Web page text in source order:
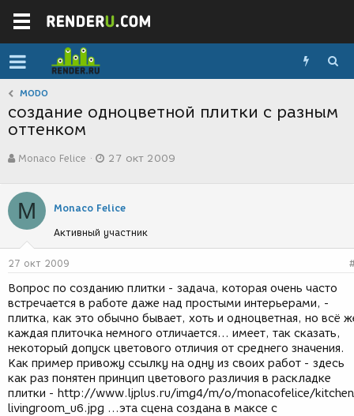
MODO
создание одноцветной плитки с разным
оттенком
в
о
р
т
е
м
ы
Monaco Felice
а
с
з
д
и
я
27 окт 2009
M Monaco Felice
Активный участник
27 окт 2009
Вопрос по созданию плитки - задача, которая очень часто
встречается в работе даже над простыми интерьерами, -
плитка, как это обычно бывает, хоть и одноцветная, но всё
каждая плиточка немного отличается... имеет, так сказать,
некоторый допуск цветового отличия от среднего значения.
Как пример привожу ссылку на одну из своих работ - здесь
как раз понятен принцип цветового различия в раскладке
плитки - http://www.ljplus.ru/img4/m/o/monacofelice/
livingroom_u6.jpg ...эта сцена создана в максе с